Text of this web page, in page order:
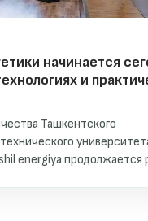
начинается
и
Ташкентского
energiya продолжается